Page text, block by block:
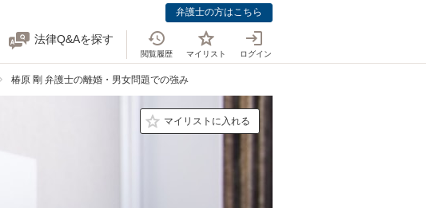
弁護士の方はこちら
法律Q&Aを探す
閲覧履歴 マイリスト ログイン
椿原 剛 弁護士の離婚・男女問題での強み
マイリストに入れる